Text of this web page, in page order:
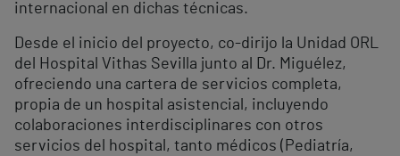
internacional en dichas técnicas.
Desde el inicio del proyecto, co-dirijo la Unidad ORL
del Hospital Vithas Sevilla junto al Dr. Miguélez,
ofreciendo una cartera de servicios completa,
propia de un hospital asistencial, incluyendo
colaboraciones interdisciplinares con otros
servicios del hospital, tanto médicos (Pediatría,